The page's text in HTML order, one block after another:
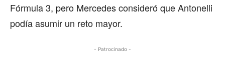
Fórmula 3, pero Mercedes consideró que Antonelli
podía asumir un reto mayor.
- Patrocinado -